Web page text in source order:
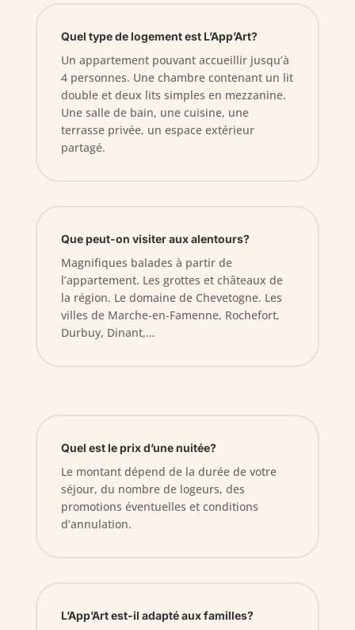
Quel type de logement est L’App’Art?
Un appartement pouvant accueillir jusqu’à
4 personnes. Une chambre contenant un lit
double et deux lits simples en mezzanine.
Une salle de bain, une cuisine, une
terrasse privée, un espace extérieur
partagé.
Que peut-on visiter aux alentours?
Magnifiques balades à partir de
l’appartement. Les grottes et châteaux de
la région. Le domaine de Chevetogne. Les
villes de Marche-en-Famenne, Rochefort,
Durbuy, Dinant,…
Quel est le prix d’une nuitée?
Le montant dépend de la durée de votre
séjour, du nombre de logeurs, des
promotions éventuelles et conditions
d’annulation.
L’App’Art est-il adapté aux familles?